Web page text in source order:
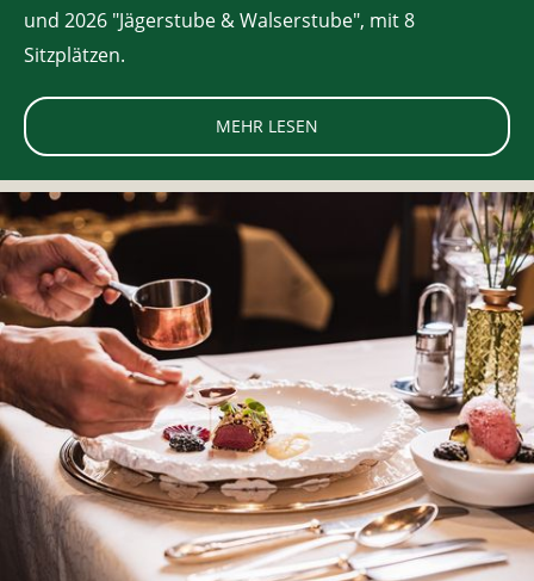
und 2026 "Jägerstube & Walserstube", mit 8
Sitzplätzen.
MEHR LESEN